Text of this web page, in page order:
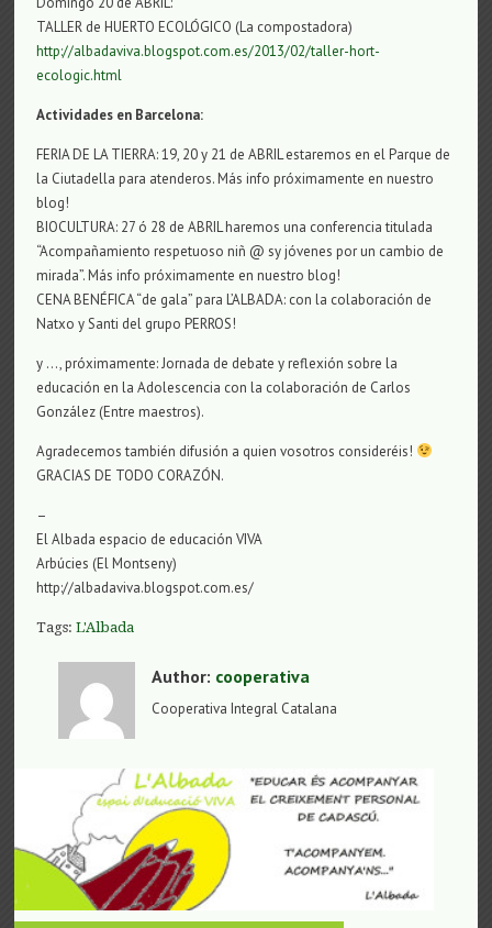
TALLER de HUERTO ECOLÓGICO (La compostadora)
http://albadaviva.blogspot.com.es/2013/02/taller-hort-
ecologic.html
Actividades en Barcelona:
FERIA DE LA TIERRA: 19, 20 y 21 de ABRIL estaremos en el Parque de
la Ciutadella para atenderos. Más info próximamente en nuestro
blog!
BIOCULTURA: 27 ó 28 de ABRIL haremos una conferencia titulada
“Acompañamiento respetuoso niñ @ sy jóvenes por un cambio de
mirada”. Más info próximamente en nuestro blog!
CENA BENÉFICA “de gala” para L’ALBADA: con la colaboración de
Natxo y Santi del grupo PERROS!
y …, próximamente: Jornada de debate y reflexión sobre la
educación en la Adolescencia con la colaboración de Carlos
González (Entre maestros).
Agradecemos también difusión a quien vosotros consideréis!
GRACIAS DE TODO CORAZÓN.
–
El Albada espacio de educación VIVA
Arbúcies (El Montseny)
http://albadaviva.blogspot.com.es/
Tags:L'Albada
Author: cooperativa
Cooperativa Integral Catalana